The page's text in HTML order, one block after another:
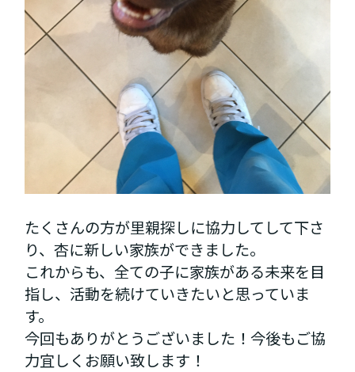
たくさんの方が里親探しに協力してして下さ
り、杏に新しい家族ができました。
これからも、全ての子に家族がある未来を目
指し、活動を続けていきたいと思っていま
す。
今回もありがとうございました！今後もご協
力宜しくお願い致します！